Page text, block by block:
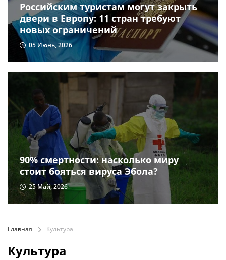
Российским туристам могут закрыть
двери в Европу: 11 стран требуют
новых ограничений
05 Июнь, 2026
90% смертности: насколько миру
стоит бояться вируса Эбола?
25 Май, 2026
Главная Культура
Культура